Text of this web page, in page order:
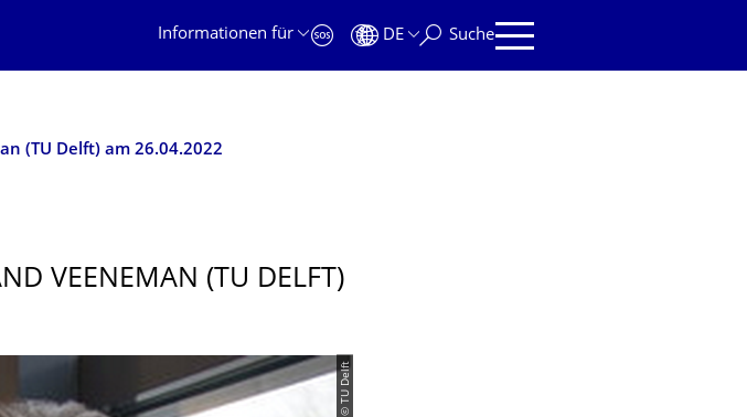
Informationen für
DE Suche
(TU Delft) am 26.04.2022
VEENEMAN (TU DELFT)
© TU Delft